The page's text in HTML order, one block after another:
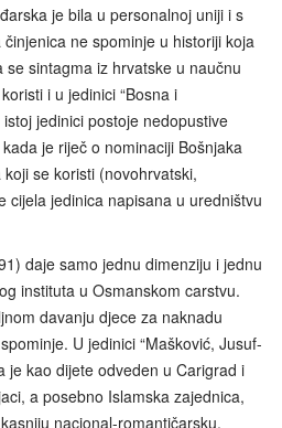
je bila u personalnoj uniji i s
ne spominje u historiji koja
sintagma iz hrvatske u naučnu
i u jedinici “Bosna i
jedinici postoje nedopustive
je riječ o nominaciji Bošnjaka
se koristi (novohrvatski,
cijela jedinica napisana u uredništvu
daje samo jednu dimenziju i jednu
instituta u Osmanskom carstvu.
davanju djece za naknadu
U jedinici “Mašković, Jusuf-
je kao dijete odveden u Carigrad i
a posebno Islamska zajednica,
nacional-romantičarsku,